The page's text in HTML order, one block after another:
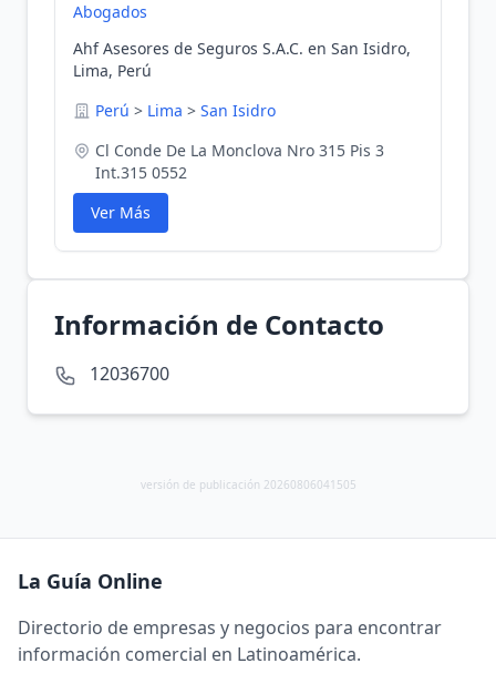
Abogados
Ahf Asesores de Seguros S.A.C. en San Isidro,
Lima, Perú
Perú > Lima > San Isidro
Cl Conde De La Monclova Nro 315 Pis 3
Int.315 0552
Ver Más
Información de Contacto
12036700
versión de publicación 20260806041505
La Guía Online
Directorio de empresas y negocios para encontrar
información comercial en Latinoamérica.